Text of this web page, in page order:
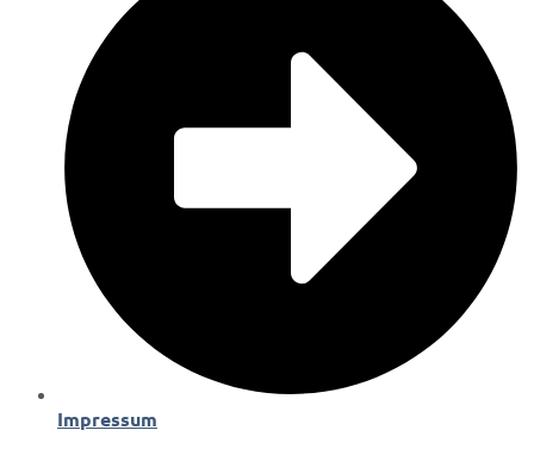
Impressum